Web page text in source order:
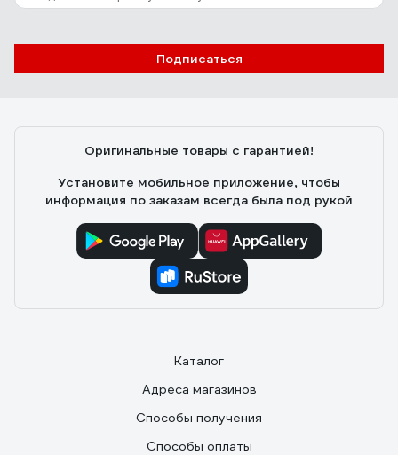
Подписаться
Оригинальные товары с гарантией!
Установите мобильное приложение, чтобы
информация по заказам всегда была под рукой
Каталог
Адреса магазинов
Способы получения
Способы оплаты